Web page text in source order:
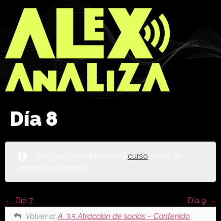
Día 8
curso
Día 7
Día 9
Volver a:A. 3.5 Atracción de socios – Contenido